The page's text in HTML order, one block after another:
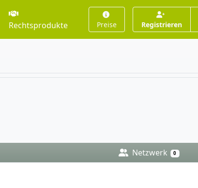
Rechtsprodukte Preise Registrieren
Netzwerk 0